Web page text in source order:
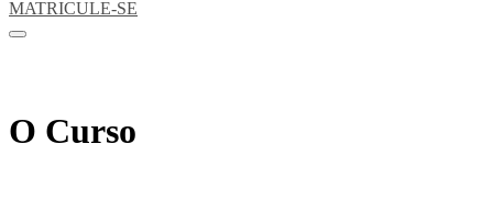
MATRICULE-SE
O Curso